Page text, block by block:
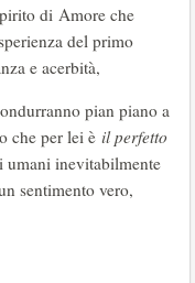
di Amore che
del primo
e acerbità,
pian piano a
che per lei è il perfetto
umani inevitabilmente
sentimento vero,